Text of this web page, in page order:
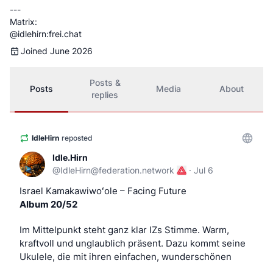
---
Matrix:
@idlehirn:frei.chat
Joined June 2026
Posts
Posts &
replies
Media About
IdleHirn reposted
Idle.Hirn
@IdleHirn@federation.network · Jul 6
Israel Kamakawiwoʻole – Facing Future
Album 20/52
Im Mittelpunkt steht ganz klar IZs Stimme. Warm,
kraftvoll und unglaublich präsent. Dazu kommt seine
Ukulele, die mit ihren einfachen, wunderschönen